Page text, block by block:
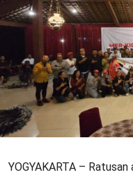
YOGYAKARTA –